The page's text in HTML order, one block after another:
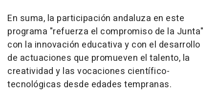
En suma, la participación andaluza en este
programa "refuerza el compromiso de la Junta"
con la innovación educativa y con el desarrollo
de actuaciones que promueven el talento, la
creatividad y las vocaciones científico-
tecnológicas desde edades tempranas.